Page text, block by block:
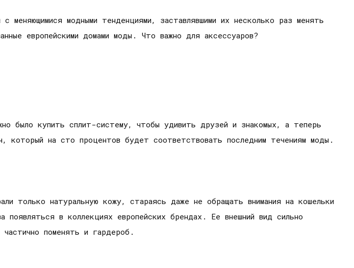
модными тенденциями, заставлявшими их несколько раз менять
европейскими домами моды. Что важно для аксессуаров?
было купить сплит-систему, чтобы удивить друзей и знакомых, а теперь
который на сто процентов будет соответствовать последним течениям моды.
только натуральную кожу, стараясь даже не обращать внимания на кошельки
в коллекциях европейских брендах. Ее внешний вид сильно
поменять и гардероб.